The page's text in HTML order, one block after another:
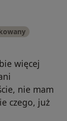
więcej
nie mam
czego, już